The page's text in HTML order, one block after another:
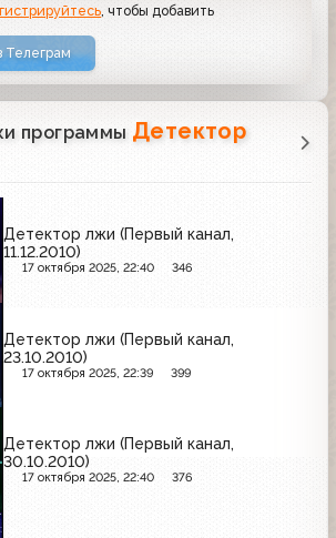
, чтобы добавить
Телеграм
программы Детектор
Детектор лжи (Первый канал,
11.12.2010)
17 октября 2025, 22:40 346
Детектор лжи (Первый канал,
23.10.2010)
17 октября 2025, 22:39 399
Детектор лжи (Первый канал,
30.10.2010)
17 октября 2025, 22:40 376